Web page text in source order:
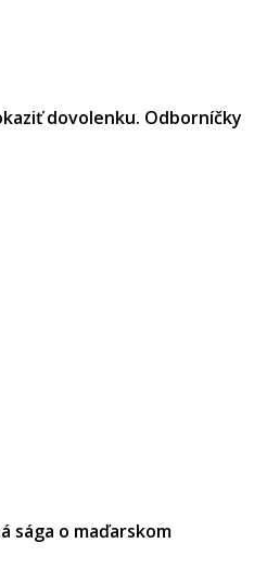
dovolenku. Odborníčky
sága o maďarskom